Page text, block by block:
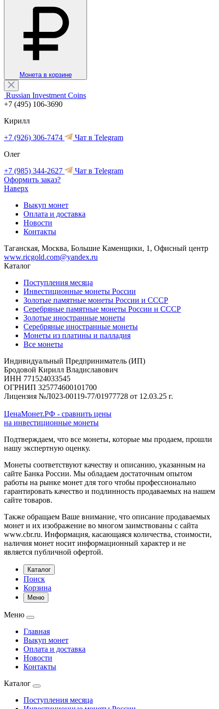
Монета в корзине
Russian Investment Coins
+7 (495) 106-3690
Кирилл
+7 (926) 306-7474
Чат в Telegram
Олег
+7 (985) 344-2627
Чат в Telegram
Оформить заказ?
Наверх
Выкуп монет
Оплата и доставка
Новости
Контакты
Таганская, Москва, Большие Каменщики, 1, Офисный центр
www.ricgold.com@yandex.ru
Каталог
Поступления месяца
Инвестиционные монеты России
Золотые памятные монеты России и СССР
Серебряные памятные монеты России и СССР
Золотые иностранные монеты
Серебряные иностранные монеты
Монеты из платины и палладия
Все монеты
Индивидуальный Предприниматель (ИП)
Бродовой Кирилл Владиславович
ИНН 771524033545
ОГРНИП 325774600101700
Лицензия №Л023-00119-77/01977728 от 12.03.25 г.
ЦенаМонет.РФ - сравнить цены
на инвестиционные монеты
Подтверждаем, что все монеты, которые мы продаем, прошли
нашу экспертную оценку.
Монеты соответствуют качеству и описанию, указанным на
сайте Банка России. Мы обладаем достаточным опытом
работы на рынке монет для того чтобы профессионально
гарантировать качество и подлинность продаваемых на нашем
сайте товаров.
Также обращаем Ваше внимание, что описание продаваемых
монет и их изображение во многом заимствованы с сайта
www.cbr.ru. Информация, касающаяся количества, стоимости,
наличия монет носит информационный характер и не
является публичной офертой.
Каталог
Поиск
Корзина
Меню
Меню
Главная
Выкуп монет
Оплата и доставка
Новости
Контакты
Каталог
Поступления месяца